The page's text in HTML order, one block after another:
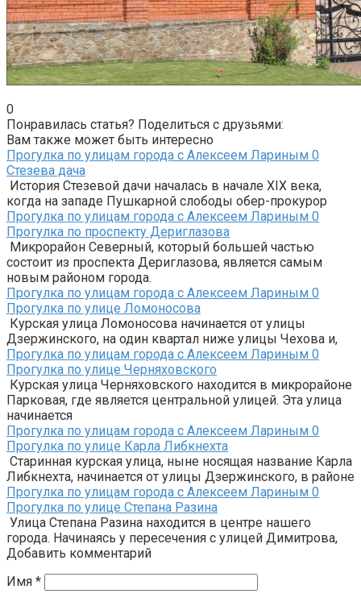
0
Понравилась статья? Поделиться с друзьями:
Вам также может быть интересно
Прогулка по улицам города с Алексеем Лариным 0
Стезева дача
История Стезевой дачи началась в начале XIX века,
когда на западе Пушкарной слободы обер-прокурор
Прогулка по улицам города с Алексеем Лариным 0
Прогулка по проспекту Дериглазова
Микрорайон Северный, который большей частью
состоит из проспекта Дериглазова, является самым
новым районом города.
Прогулка по улицам города с Алексеем Лариным 0
Прогулка по улице Ломоносова
Курская улица Ломоносова начинается от улицы
Дзержинского, на один квартал ниже улицы Чехова и,
Прогулка по улицам города с Алексеем Лариным 0
Прогулка по улице Черняховского
Курская улица Черняховского находится в микрорайоне
Парковая, где является центральной улицей. Эта улица
начинается
Прогулка по улицам города с Алексеем Лариным 0
Прогулка по улице Карла Либкнехта
Старинная курская улица, ныне носящая название Карла
Либкнехта, начинается от улицы Дзержинского, в районе
Прогулка по улицам города с Алексеем Лариным 0
Прогулка по улице Степана Разина
Улица Степана Разина находится в центре нашего
города. Начинаясь у пересечения с улицей Димитрова,
Добавить комментарий
Имя *